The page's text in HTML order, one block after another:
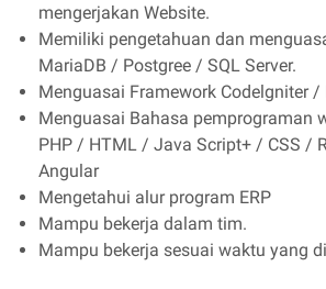
mengerjakan Website.
Memiliki pengetahuan dan
MariaDB / Postgree / SQL Server.
Menguasai Framework Codelgniter /
Menguasai Bahasa pemprograman
PHP / HTML / Java Script+ / CSS /
Angular
Mengetahui alur program ERP
Mampu bekerja dalam tim.
Mampu bekerja sesuai waktu yang